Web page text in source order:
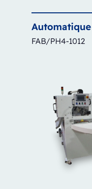
Automatique
FAB/PH4-1012